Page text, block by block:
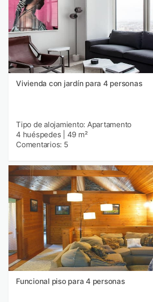
Vivienda con jardín para 4 personas
Tipo de alojamiento: Apartamento
4 huéspedes
49 m²
Comentarios: 5
Funcional piso para 4 personas